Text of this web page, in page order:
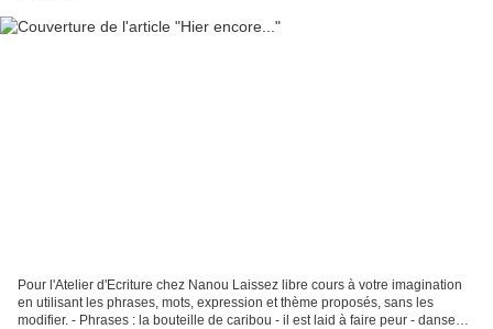
Pour l'Atelier d'Ecriture chez Nanou Laissez libre cours à votre imagination
en utilisant les phrases, mots, expression et thème proposés, sans les
modifier. - Phrases : la bouteille de caribou - il est laid à faire peur - danseurs